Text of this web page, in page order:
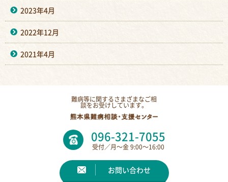
2023年4月
2022年12月
2021年4月
難病等に関するさまざまなご相
談をお受けしています。
096-321-7055
受付／月〜金 9:00〜16:00
お問い合わせ